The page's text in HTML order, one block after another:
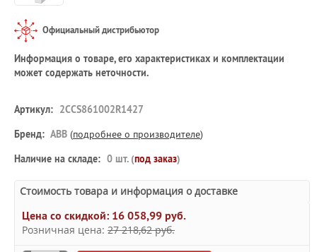
Официальный дистрибьютор
Информация о товаре, его характеристиках и комплектации
может содержать неточности.
Артикул: 2CCS861002R1427
Бренд: ABB (подробнее о производителе)
Наличие на складе: 0 шт. (под заказ)
Стоимость товара и информация о доставке
Цена со скидкой: 16 058,99 руб.
Розничная цена: 27 218,62 руб.